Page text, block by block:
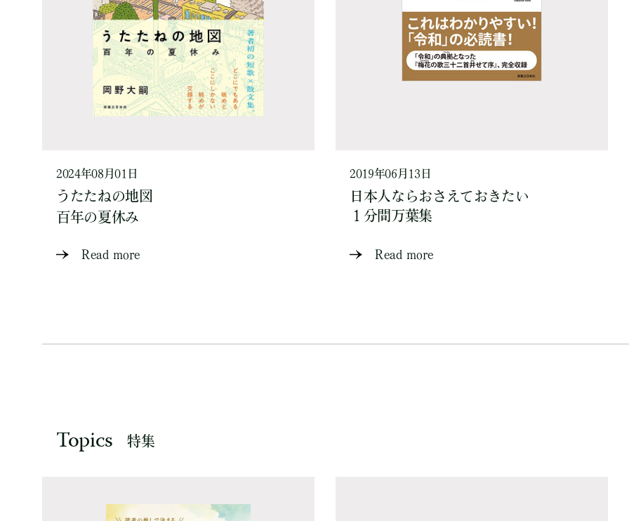
2024年08月01日
うたたねの地図
百年の夏休み
Read more
2019年06月13日
日本人ならおさえておきたい
１分間万葉集
Read more
Topics 特集